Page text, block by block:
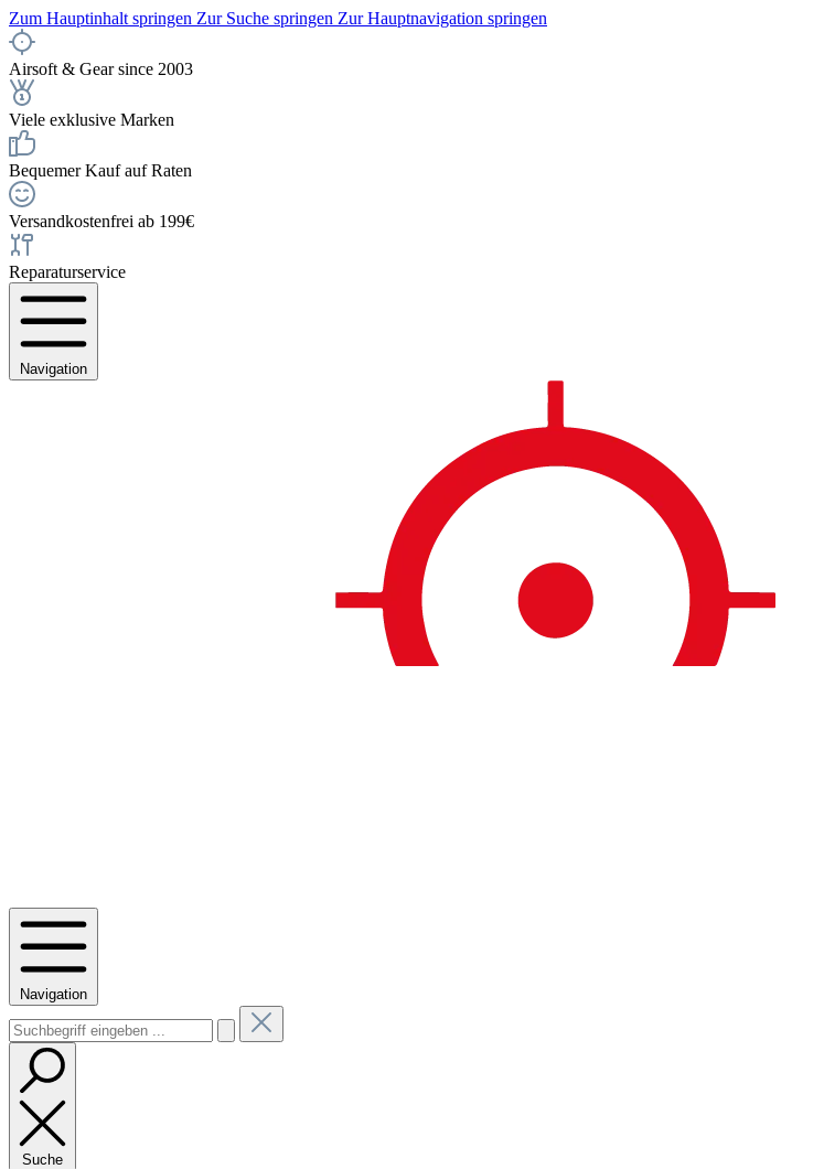
Zum Hauptinhalt springen Zur Suche springen Zur Hauptnavigation springen
Airsoft & Gear since 2003
Viele exklusive Marken
Bequemer Kauf auf Raten
Versandkostenfrei ab 199€
Reparaturservice
Navigation
Navigation
Suche